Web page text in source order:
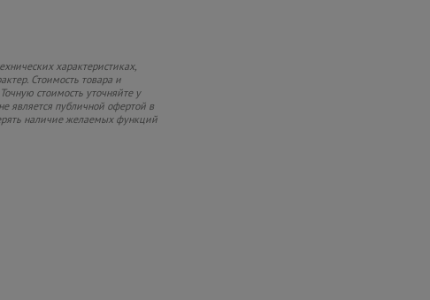
характеристиках,
Стоимость товара и
стоимость уточняйте у
является публичной офертой в
наличие желаемых функций